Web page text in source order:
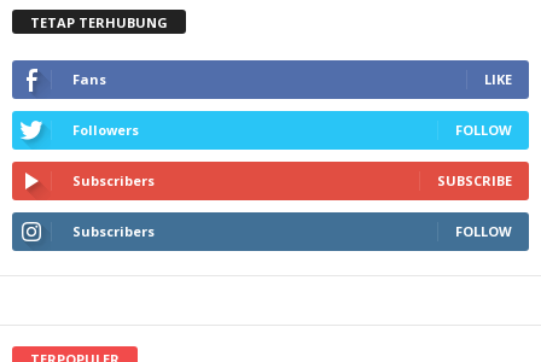
TETAP TERHUBUNG
Fans LIKE
Followers FOLLOW
Subscribers SUBSCRIBE
Subscribers FOLLOW